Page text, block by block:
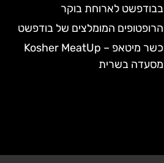
בבודפשט לארוחת בוקר
הרופטופים המומלצים של בודפשט
כשר מיטאפ – Kosher MeatUp
מסעדה בשרית